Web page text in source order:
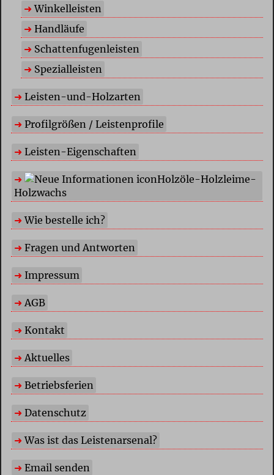
Winkelleisten
Handläufe
Schattenfugenleisten
Spezialleisten
Leisten-und-Holzarten
Profilgrößen / Leistenprofile
Leisten-Eigenschaften
Holzöle-Holzleime-
Holzwachs
Wie bestelle ich?
Fragen und Antworten
Impressum
AGB
Kontakt
Aktuelles
Betriebsferien
Datenschutz
Was ist das Leistenarsenal?
Email senden